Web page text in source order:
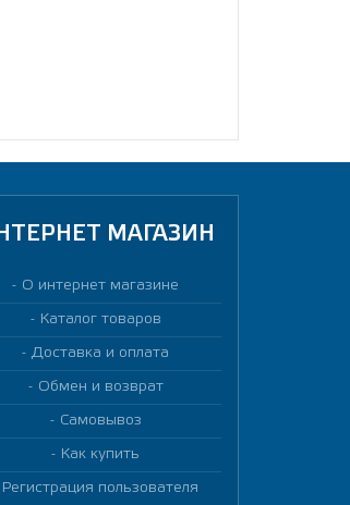
МАГАЗИН
О интернет магазине
Каталог товаров
Доставка и оплата
Обмен и возврат
Самовывоз
Как купить
Регистрация пользователя